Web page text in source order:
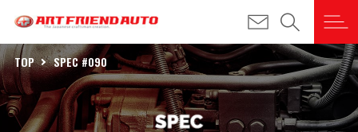
TOP SPEC #090